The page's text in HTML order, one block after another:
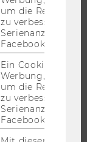
um die Relevanz
zu verbessern
Facebook
Ein Cookie für
Werbung, das
um die Relevanz
zu verbessern
Facebook